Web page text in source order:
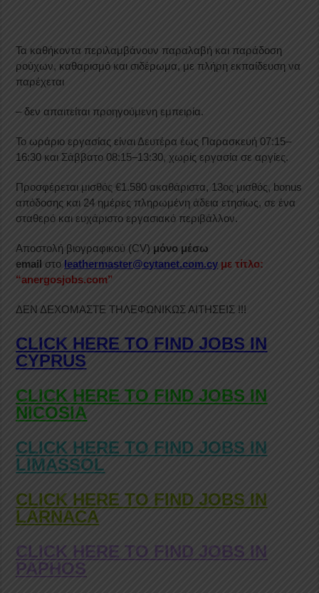
Τα καθήκοντα περιλαμβάνουν παραλαβή και παράδοση
ρούχων, καθαρισμό και σιδέρωμα, με πλήρη εκπαίδευση να
παρέχεται
– δεν απαιτείται προηγούμενη εμπειρία.
Το ωράριο εργασίας είναι Δευτέρα έως Παρασκευή 07:15–
16:30 και Σάββατο 08:15–13:30, χωρίς εργασία σε αργίες.
Προσφέρεται μισθός €1.580 ακαθάριστα, 13ος μισθός, bonus
απόδοσης και 24 ημέρες πληρωμένη άδεια ετησίως, σε ένα
σταθερό και ευχάριστο εργασιακό περιβάλλον.
Αποστολή βιογραφικού (CV) μόνο μέσω
email στο leathermaster@cytanet.com.cy με τίτλο:
“anergosjobs.com”
ΔΕΝ ΔΕΧΟΜΑΣΤΕ ΤΗΛΕΦΩΝΙΚΩΣ ΑΙΤΗΣΕΙΣ !!!
CLICK HERE TO FIND JOBS IN
CYPRUS
CLICK HERE TO FIND JOBS IN
NICOSIA
CLICK HERE TO FIND JOBS IN
LIMASSOL
CLICK HERE TO FIND JOBS IN
LARNACA
CLICK HERE TO FIND JOBS IN
PAPHOS